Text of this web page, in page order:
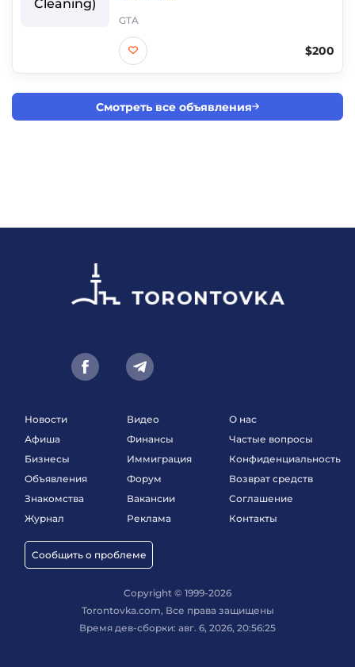
GTA
$200
Смотреть все объявления
Новости
Афиша
Бизнесы
Объявления
Знакомства
Журнал
Сообщить о проблеме
Видео
Финансы
Иммиграция
Форум
Вакансии
Реклама
О нас
Частые вопросы
Конфиденциальность
Возврат средств
Соглашение
Контакты
Copyright © 1999-2026
Torontovka.com, Все права защищены
Время дев-сборки: авг. 6, 2026, 20:56:25